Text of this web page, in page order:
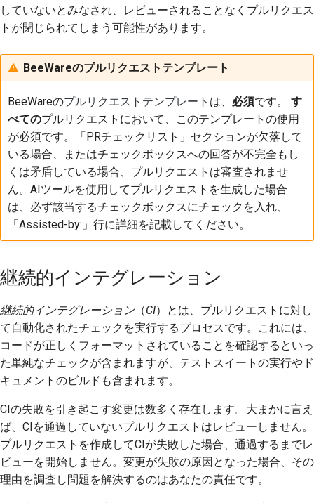
していないとみなされ、レビューされることなくプルリクエス
トが閉じられてしまう可能性があります。
BeeWareのプルリクエストテンプレート
BeeWareのプルリクエストテンプレート は、 必須です。 す
べてのプルリクエストにおいて、このテンプレートの使用
が必須です。「PRチェックリスト」セクションが欠落して
いる場合、またはチェックボックスへの回答が不完全もし
くは矛盾している場合、プルリクエストは審査されませ
ん。AIツールを使用してプルリクエストを生成した場合
は、必ず該当するチェックボックスにチェックを入れ、
「Assisted-by:」行に詳細を記載してください。
継続的インテグレーション
継続的インテグレーション（CI）とは、プルリクエストに対し
て自動化されたチェックを実行するプロセスです。これには、
コードが正しくフォーマットされていることを確認するといっ
た単純なチェックが含まれますが、テストスイートの実行やド
キュメントのビルドも含まれます。
CIの失敗を引き起こす変更は数多く存在します。大まかに言え
ば、CIを通過していないプルリクエストはレビューしません。
プルリクエストを作成してCIが失敗した場合、通過するまでレ
ビューを開始しません。変更が失敗の原因となった場合、その
理由を調査し問題を解決するのはあなたの責任です。